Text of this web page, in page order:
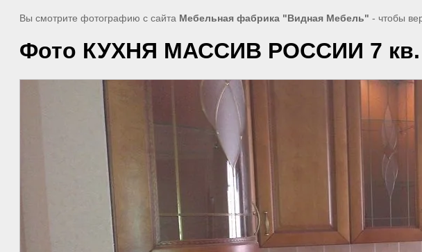
Вы смотрите фотографию с сайта Мебельная фабрика "Видная Мебель" - чтобы
Фото КУХНЯ МАССИВ РОССИИ 7 кв.